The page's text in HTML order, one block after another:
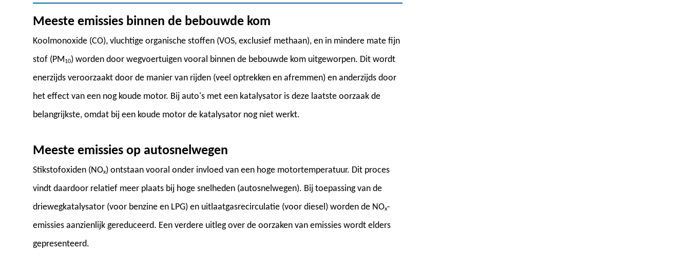
Meeste emissies binnen de bebouwde kom
Koolmonoxide (CO), vluchtige organische stoffen (VOS, exclusief methaan), en in mindere mate fijn
stof (PM10) worden door wegvoertuigen vooral binnen de bebouwde kom uitgeworpen. Dit wordt
enerzijds veroorzaakt door de manier van rijden (veel optrekken en afremmen) en anderzijds door
het effect van een nog koude motor. Bij auto's met een katalysator is deze laatste oorzaak de
belangrijkste, omdat bij een koude motor de katalysator nog niet werkt.
Meeste emissies op autosnelwegen
Stikstofoxiden (NOx) ontstaan vooral onder invloed van een hoge motortemperatuur. Dit proces
vindt daardoor relatief meer plaats bij hoge snelheden (autosnelwegen). Bij toepassing van de
driewegkatalysator (voor benzine en LPG) en uitlaatgasrecirculatie (voor diesel) worden de NOx-
emissies aanzienlijk gereduceerd. Een verdere uitleg over de oorzaken van emissies wordt elders
gepresenteerd.